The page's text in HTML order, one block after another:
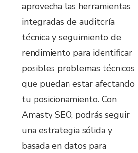
aprovecha las herramientas
integradas de auditoría
técnica y seguimiento de
rendimiento para identificar
posibles problemas técnicos
que puedan estar afectando
tu posicionamiento. Con
Amasty SEO, podrás seguir
una estrategia sólida y
basada en datos para